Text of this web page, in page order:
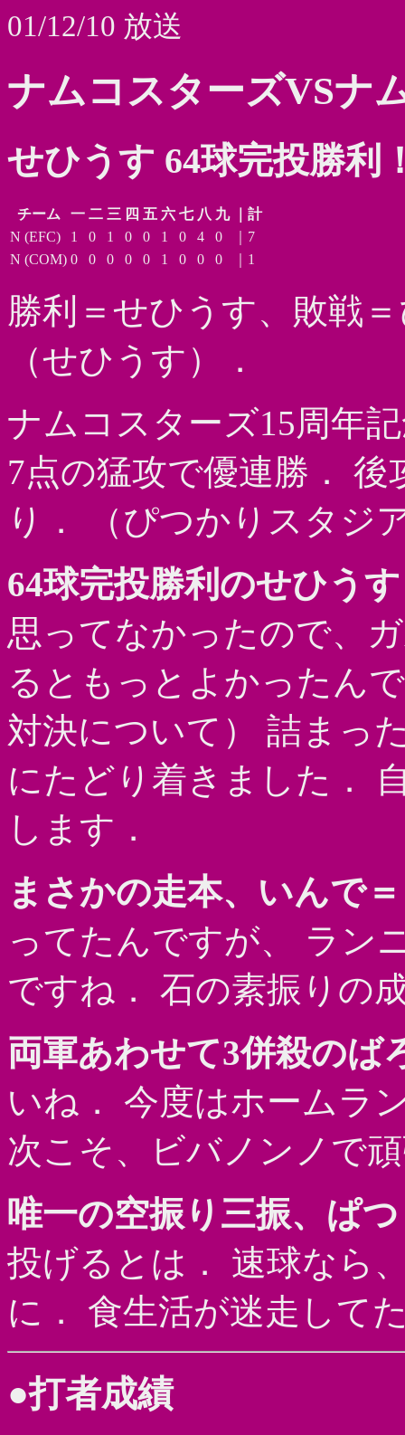
01/12/10 放送
ナムコスターズVSナ
せひうす 64球完投勝利
チーム 一 二 三 四 五 六 七 八 九
｜計
N (EFC)
1 0 1 0 0 1 0 4 0
｜7
N (COM) 0 0 0 0 0 1 0 0 0 ｜1
勝利＝せひうす、敗戦
（せひうす）．
ナムコスターズ15周年
7点の猛攻で優連勝．
り． （ぴつかりスタジ
64球完投勝利のせひう
思ってなかったので、
るともっとよかったん
対決について） 詰まっ
にたどり着きました．
します．
まさかの走本、いんで＝
ってたんですが、 ラン
ですね． 石の素振りの
両軍あわせて3併殺のば
いね． 今度はホームラ
次こそ、ビバノンノで
唯一の空振り三振、ぱ
投げるとは． 速球なら
に． 食生活が迷走して
●打者成績